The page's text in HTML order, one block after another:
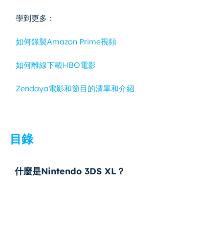
學到更多：
如何錄製Amazon Prime視頻
如何離線下載HBO電影
Zendaya電影和節目的清單和介紹
目錄
什麼是Nintendo 3DS XL？